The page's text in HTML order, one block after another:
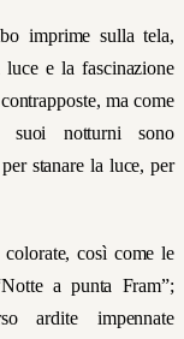
imprime sulla tela,
e la fascinazione
ma come
suoi notturni sono
stanare la luce, per
così come le
a punta Fram”;
ardite impennate